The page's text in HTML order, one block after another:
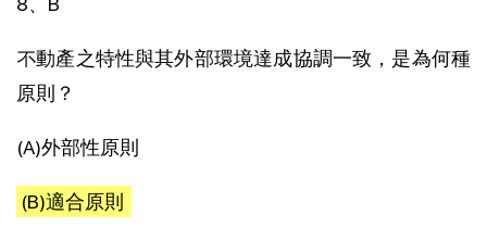
不動產之特性與其外部環境達成協調一致，是為何種
原則？
(A)外部性原則
(B)適合原則